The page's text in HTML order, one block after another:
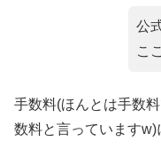
公
こ
手数料(ほんとは手数
数料と言っていますw)